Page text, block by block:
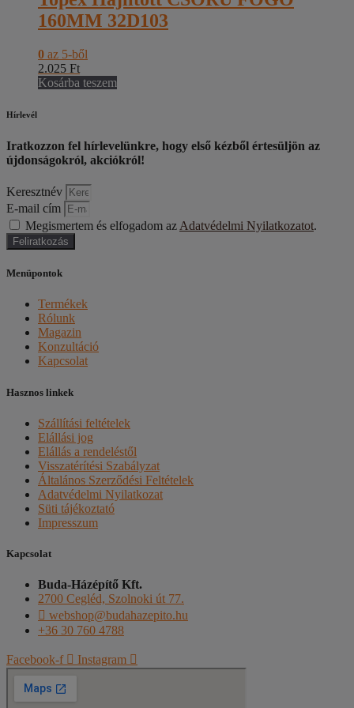
160MM 32D103
0 az 5-ből
2.025 Ft
Kosárba teszem
Hírlevél
Iratkozzon fel hírlevelünkre, hogy első kézből értesüljön az
újdonságokról, akciókról!
Keresztnév
E-mail cím
Megismertem és elfogadom az Adatvédelmi Nyilatkozatot.
Feliratkozás
Menüpontok
Termékek
Rólunk
Magazin
Konzultáció
Kapcsolat
Hasznos linkek
Szállítási feltételek
Elállási jog
Elállás a rendeléstől
Visszatérítési Szabályzat
Általános Szerződési Feltételek
Adatvédelmi Nyilatkozat
Süti tájékoztató
Impresszum
Kapcsolat
Buda-Házépítő Kft.
2700 Cegléd, Szolnoki út 77.
webshop@budahazepito.hu
+36 30 760 4788
Facebook-f Instagram